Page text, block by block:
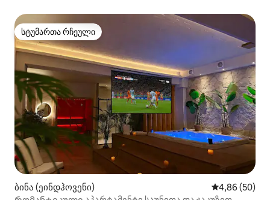
სტუმართა რჩეული
სტუმართა რჩეული
ბინა (ეინდჰოვენი) საშუალო
4,86 (50)